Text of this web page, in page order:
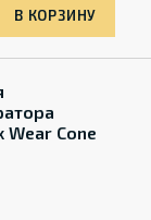
В КОРЗИНУ
Cone